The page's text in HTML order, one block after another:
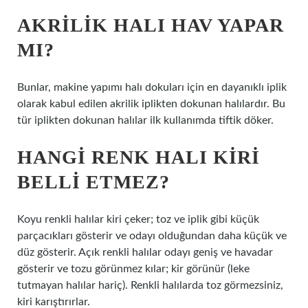
AKRILIK HALI HAV YAPAR
MI?
Bunlar, makine yapımı halı dokuları için en dayanıklı iplik
olarak kabul edilen akrilik iplikten dokunan halılardır. Bu
tür iplikten dokunan halılar ilk kullanımda tiftik döker.
HANGI RENK HALI KIRI
BELLI ETMEZ?
Koyu renkli halılar kiri çeker; toz ve iplik gibi küçük
parçacıkları gösterir ve odayı olduğundan daha küçük ve
düz gösterir. Açık renkli halılar odayı geniş ve havadar
gösterir ve tozu görünmez kılar; kir görünür (leke
tutmayan halılar hariç). Renkli halılarda toz görmezsiniz,
kiri karıştırırlar.